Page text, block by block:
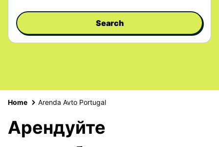
Search
Home Arenda Avto Portugal
Арендуйте